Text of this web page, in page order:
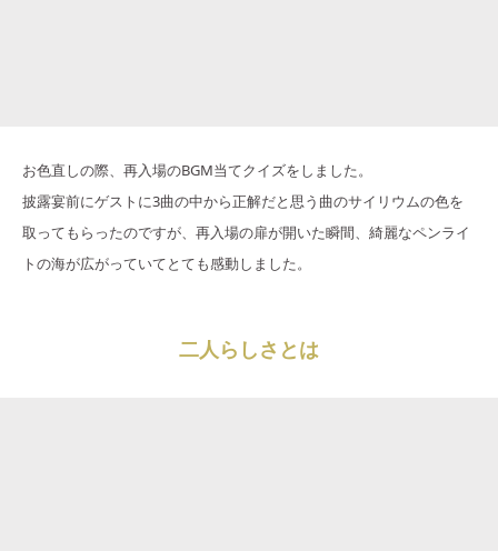
お色直しの際、再入場のBGM当てクイズをしました。
披露宴前にゲストに3曲の中から正解だと思う曲のサイリウムの色を
取ってもらったのですが、再入場の扉が開いた瞬間、綺麗なペンライ
トの海が広がっていてとても感動しました。
二人らしさとは